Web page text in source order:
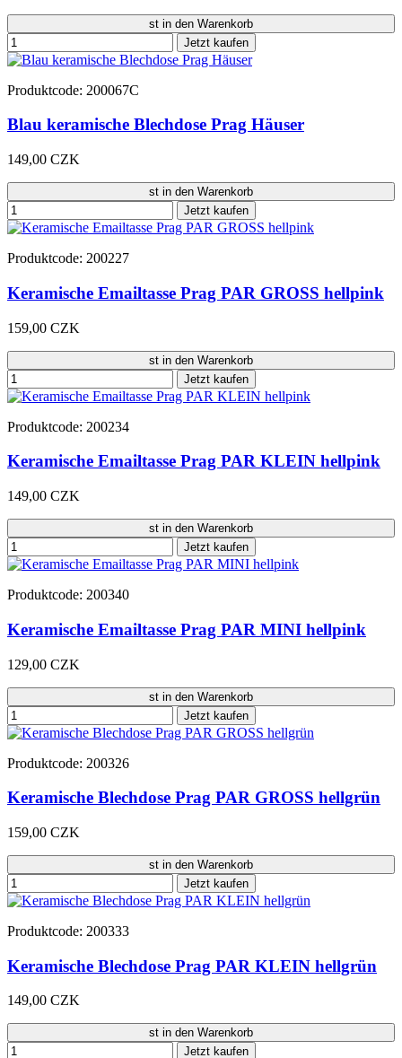
st in den Warenkorb
Jetzt kaufen
Produktcode: 200067C
Blau keramische Blechdose Prag Häuser
149,00 CZK
st in den Warenkorb
Jetzt kaufen
Produktcode: 200227
Keramische Emailtasse Prag PAR GROSS hellpink
159,00 CZK
st in den Warenkorb
Jetzt kaufen
Produktcode: 200234
Keramische Emailtasse Prag PAR KLEIN hellpink
149,00 CZK
st in den Warenkorb
Jetzt kaufen
Produktcode: 200340
Keramische Emailtasse Prag PAR MINI hellpink
129,00 CZK
st in den Warenkorb
Jetzt kaufen
Produktcode: 200326
Keramische Blechdose Prag PAR GROSS hellgrün
159,00 CZK
st in den Warenkorb
Jetzt kaufen
Produktcode: 200333
Keramische Blechdose Prag PAR KLEIN hellgrün
149,00 CZK
st in den Warenkorb
Jetzt kaufen